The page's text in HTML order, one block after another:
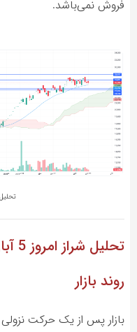
فروش نمی‌باشد.
تحلیل
تحلیل شراز امروز 5 آبان 1404
روند بازار
بازار پس از یک حرکت نزولی